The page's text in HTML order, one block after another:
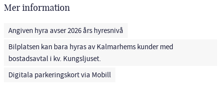
Mer information
Angiven hyra avser 2026 års hyresnivå
Bilplatsen kan bara hyras av Kalmarhems kunder med
bostadsavtal i kv. Kungsljuset.
Digitala parkeringskort via Mobill